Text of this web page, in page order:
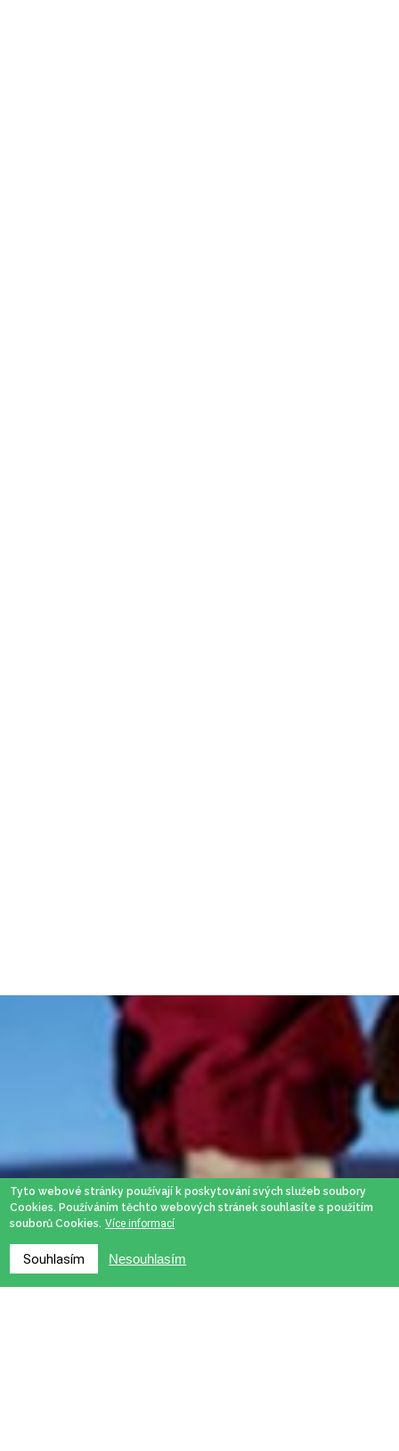
Tyto webové stránky používají k poskytování svých služeb soubory
Cookies. Používáním těchto webových stránek souhlasíte s použitím
souborů Cookies. Více informací
Souhlasím Nesouhlasím